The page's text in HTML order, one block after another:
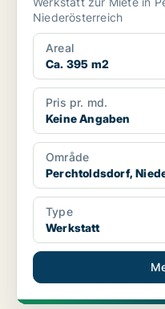
Niederösterreich
Areal
Ca. 395 m2
Pris pr. md.
Keine Angaben
Område
Perchtoldsdorf,
Type
Werkstatt